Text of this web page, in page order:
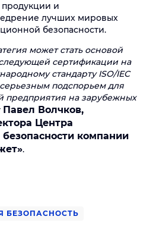
продукции и
лучших мировых
безопасности.
может стать основой
сертификации на
стандарту ISO/IEC
серьезным подспорьем для
предприятия на зарубежных
Павел Волчков,
Центра
компании
.
БЕЗОПАСНОСТЬ